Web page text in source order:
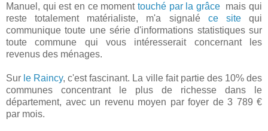
Manuel, qui est en ce moment touché par la grâce mais qui
reste totalement matérialiste, m'a signalé ce sitequi
communique toute une série d'informations statistiques sur
toute commune qui vous intéresserait concernant les
revenus des ménages.
Sur le Raincy, c'est fascinant. La ville fait partie des 10% des
communes concentrant le plus de richesse dans le
département, avec un revenu moyen par foyer de 3 789 €
par mois.